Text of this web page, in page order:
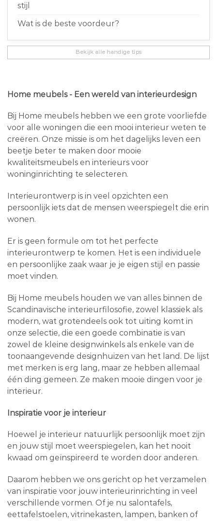
stijl
Wat is de beste voordeur?
Bekijk alle handige tips
Home meubels - Een wereld van interieurdesign
Bij Home meubels hebben we een grote voorliefde
voor alle woningen die een mooi interieur weten te
creëren. Onze missie is om het dagelijks leven een
beetje beter te maken door mooie
kwaliteitsmeubels en interieurs voor
woninginrichting te selecteren.
Interieurontwerp is in veel opzichten een
persoonlijk iets dat de mensen weerspiegelt die erin
wonen.
Er is geen formule om tot het perfecte
interieurontwerp te komen. Het is een individuele
en persoonlijke zaak waar je je eigen stijl en passie
moet vinden.
Bij Home meubels houden we van alles binnen de
Scandinavische interieurfilosofie, zowel klassiek als
modern, wat grotendeels ook tot uiting komt in
onze selectie, die een goede combinatie is van
zowel de kleine designwinkels als enkele van de
toonaangevende designhuizen van het land. De lijst
met merken is erg lang, maar ze hebben allemaal
één ding gemeen. Ze maken mooie dingen voor je
interieur.
Inspiratie voor je interieur
Hoewel je interieur natuurlijk persoonlijk moet zijn
en jouw stijl moet weerspiegelen, kan het nooit
kwaad om geïnspireerd te worden door anderen.
Daarom hebben we ons gericht op het verzamelen
van inspiratie voor jouw interieurinrichting in veel
verschillende vormen. Of je nu salontafels,
eettafelstoelen, vitrinekasten, lampen, banken of